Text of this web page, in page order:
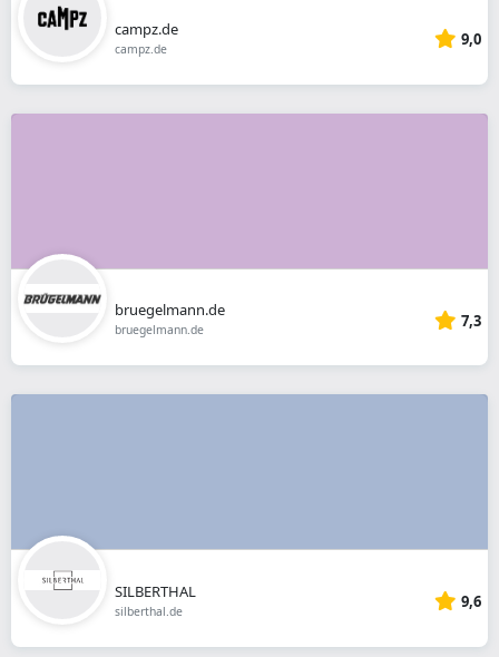
campz.de
campz.de 9,0
bruegelmann.de
bruegelmann.de 7,3
SILBERTHAL
silberthal.de 9,6